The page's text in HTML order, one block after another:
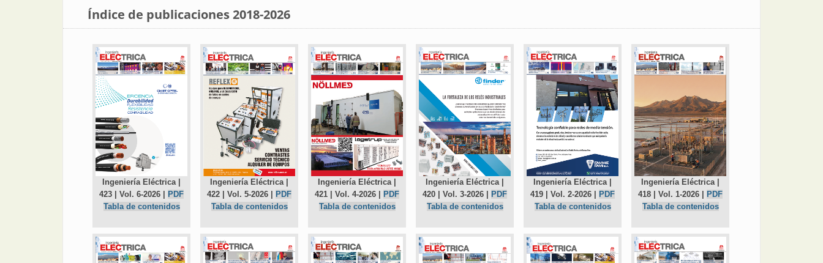
Índice de publicaciones 2018-2026
Ingeniería Eléctrica |
423 | Vol. 6-2026 | PDF
Tabla de contenidos
Ingeniería Eléctrica |
422 | Vol. 5-2026 | PDF
Tabla de contenidos
Ingeniería Eléctrica |
421 | Vol. 4-2026 | PDF
Tabla de contenidos
Ingeniería Eléctrica |
420 | Vol. 3-2026 | PDF
Tabla de contenidos
Ingeniería Eléctrica |
419 | Vol. 2-2026 | PDF
Tabla de contenidos
Ingeniería Eléctrica |
418 | Vol. 1-2026 | PDF
Tabla de contenidos